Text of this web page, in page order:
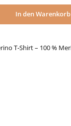
In den Warenkorb